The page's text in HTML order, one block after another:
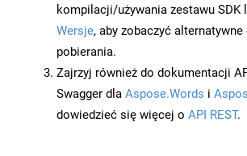
kompilacji/używania zestawu SDK
Wersje, aby zobaczyć
pobierania.
Zajrzyj również do dokumentacji
Swagger dla Aspose.Words i
dowiedzieć się więcej o API REST.